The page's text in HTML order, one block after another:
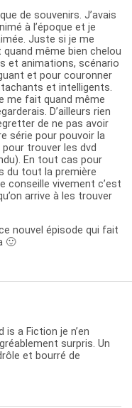
de souvenirs. J’avais
à l’époque et je
Juste si je me
même bien chelou
et animations, scénario
et pour couronner
et intelligents.
me fait quand même
D’ailleurs rien
de ne pas avoir
série pour pouvoir la
trouver les dvd
En tout cas pour
du tout la première
conseille vivement c’est
arrive à les trouver
nouvel épisode qui fait
🙂
is a Fiction je n’en
surpris. Un
et bourré de